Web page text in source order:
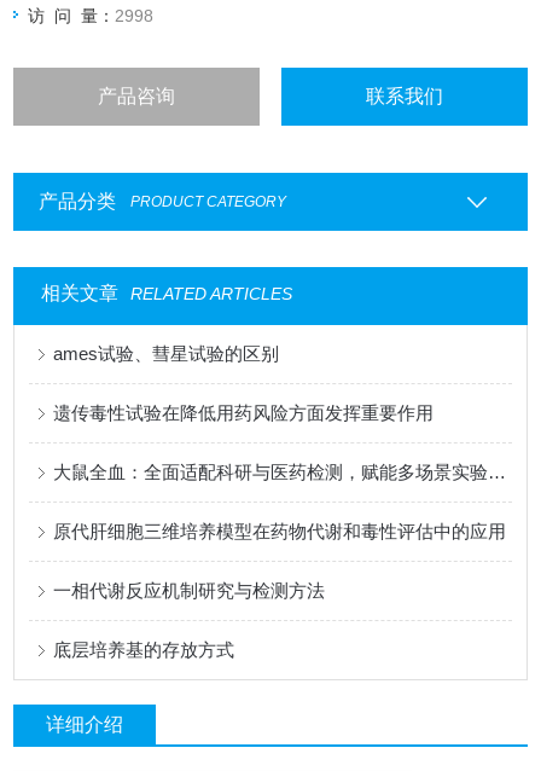
访 问 量： 2998
产品咨询 联系我们
产品分类 PRODUCT CATEGORY
相关文章 RELATED ARTICLES
ames试验、彗星试验的区别
遗传毒性试验在降低用药风险方面发挥重要作用
大鼠全血：全面适配科研与医药检测，赋能多场景实验研究
原代肝细胞三维培养模型在药物代谢和毒性评估中的应用
一相代谢反应机制研究与检测方法
底层培养基的存放方式
详细介绍